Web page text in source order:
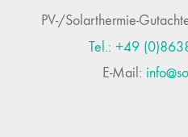
PV-/Solarthermie-
Tel.: +49
E-Mail: